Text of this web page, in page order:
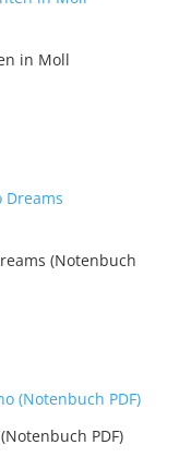
in Moll
(Notenbuch
PDF)